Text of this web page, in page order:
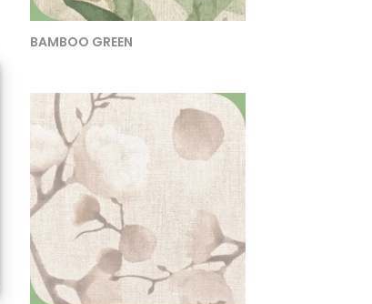
BAMBOO GREEN